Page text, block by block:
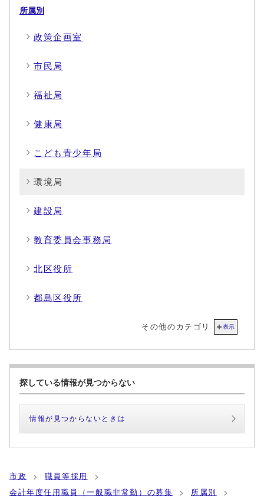
所属別
政策企画室
市民局
福祉局
健康局
こども青少年局
環境局
建設局
教育委員会事務局
北区役所
都島区役所
その他のカテゴリ 表示
探している情報が見つからない
情報が見つからないときは
市政
職員等採用
会計年度任用職員（一般職非常勤）の募集
所属別